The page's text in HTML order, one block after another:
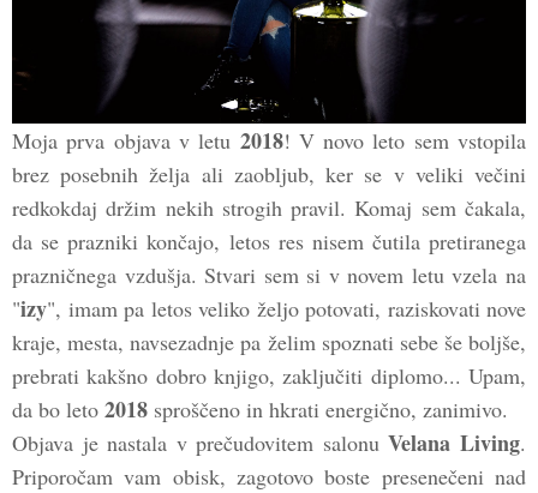
Moja prva objava v letu 2018! V novo leto sem vstopila
brez posebnih želja ali zaobljub, ker se v veliki večini
redkokdaj držim nekih strogih pravil. Komaj sem čakala,
da se prazniki končajo, letos res nisem čutila pretiranega
prazničnega vzdušja. Stvari sem si v novem letu vzela na
"izy", imam pa letos veliko željo potovati, raziskovati nove
kraje, mesta, navsezadnje pa želim spoznati sebe še boljše,
prebrati kakšno dobro knjigo, zaključiti diplomo... Upam,
da bo leto 2018 sproščeno in hkrati energično, zanimivo.
Objava je nastala v prečudovitem salonuVelana Living.
Priporočam vam obisk, zagotovo boste presenečeni nad